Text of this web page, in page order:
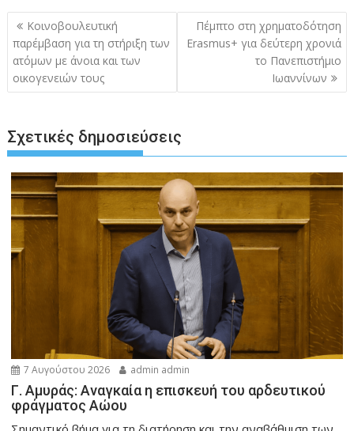
Πλοήγηση
άρθρων
Κοινοβουλευτική
παρέμβαση για τη στήριξη των
ατόμων με άνοια και των
οικογενειών τους
Πέμπτο στη χρηματοδότηση
Erasmus+ για δεύτερη χρονιά
το Πανεπιστήμιο
Ιωαννίνων
Σχετικές δημοσιεύσεις
7 Αυγούστου 2026 admin admin
Γ. Αμυράς: Αναγκαία η επισκευή του αρδευτικού
φράγματος Αώου